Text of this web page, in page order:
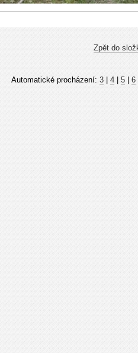
Zpět do
Automatické procházení: 3| 4| 5| 6